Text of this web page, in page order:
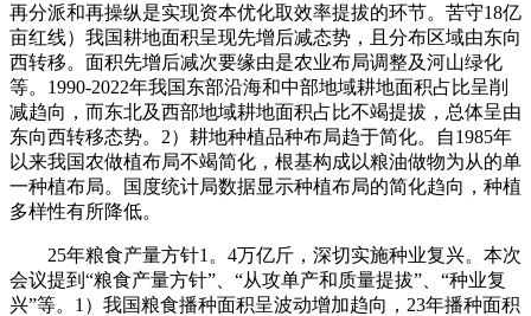
再分派和再操纵是实现资本优化取效率提拔的环节。苦守18亿
亩红线）我国耕地面积呈现先增后减态势，且分布区域由东向
西转移。面积先增后减次要缘由是农业布局调整及河山绿化
等。1990-2022年我国东部沿海和中部地域耕地面积占比呈削
减趋向，而东北及西部地域耕地面积占比不竭提拔，总体呈由
东向西转移态势。2）耕地种植品种布局趋于简化。自1985年
以来我国农做植布局不竭简化，根基构成以粮油做物为从的单
一种植布局。国度统计局数据显示种植布局的简化趋向，种植
多样性有所降低。
25年粮食产量方针1。4万亿斤，深切实施种业复兴。本次
会议提到“粮食产量方针”、“从攻单产和质量提拔”、“种业复
兴”等。1）我国粮食播种面积呈波动增加趋向，23年播种面积